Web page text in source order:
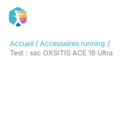
Accueil
Accessoires running
Test : sac OXSITIS ACE 16 Ultra
Rechercher